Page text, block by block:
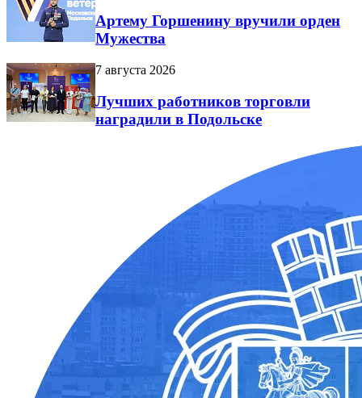
Артему Горшенину вручили орден
Мужества
7 августа 2026
Лучших работников торговли
наградили в Подольске